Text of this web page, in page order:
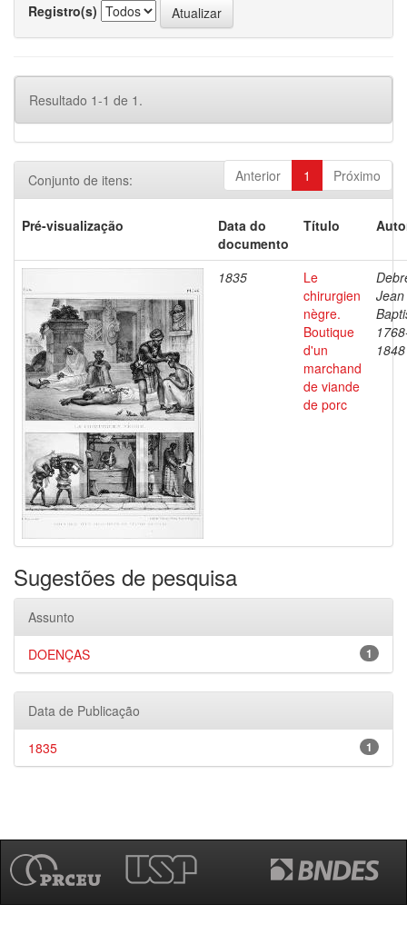
Registro(s)
Resultado 1-1 de 1.
Anterior 1 Próximo
Conjunto de itens:
Pré-visualização
Data do
documento
Título
1835
Le
chirurgien
nègre.
Boutique
d'un
marchand
de viande
de porc
Jean
1848
Sugestões de pesquisa
Assunto
1
DOENÇAS
Data de Publicação
1
1835